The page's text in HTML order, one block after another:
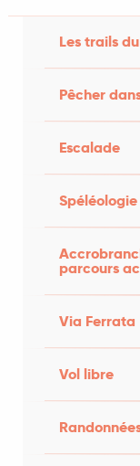
Les trails
Pêcher
Escalade
Spéléologie
parcours
Via Ferrata
Vol libre
affaire de
la police
un jeune
une
va